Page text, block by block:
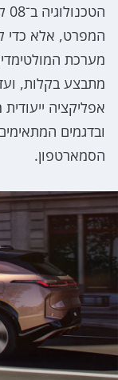
המפרט, אלא כדי
מערכת
אפליקציה
ובדגמים
הסמארטפון.